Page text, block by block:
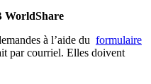
WorldShare
à l’aide du formulaire
par courriel. Elles doivent